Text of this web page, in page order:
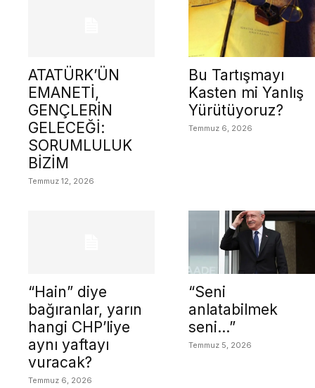
ATATÜRK’ÜN
EMANETİ,
GENÇLERİN
GELECEĞİ:
SORUMLULUK
BİZİM
Temmuz 12, 2026
Bu Tartışmayı
Kasten mi Yanlış
Yürütüyoruz?
Temmuz 6, 2026
“Hain” diye
bağıranlar, yarın
hangi CHP’liye
aynı yaftayı
vuracak?
Temmuz 6, 2026
“Seni
anlatabilmek
seni…”
Temmuz 5, 2026